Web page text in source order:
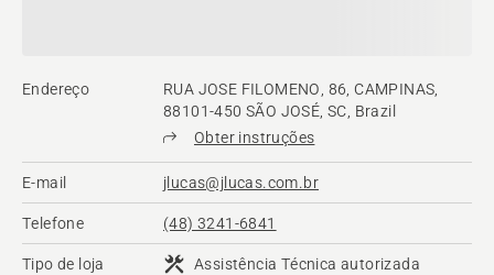
Endereço
RUA JOSE FILOMENO, 86, CAMPINAS,
88101-450 SÃO JOSÉ, SC, Brazil
Obter instruções
E-mail jlucas@jlucas.com.br
Telefone (48) 3241-6841
Tipo de loja
Assistência Técnica autorizada